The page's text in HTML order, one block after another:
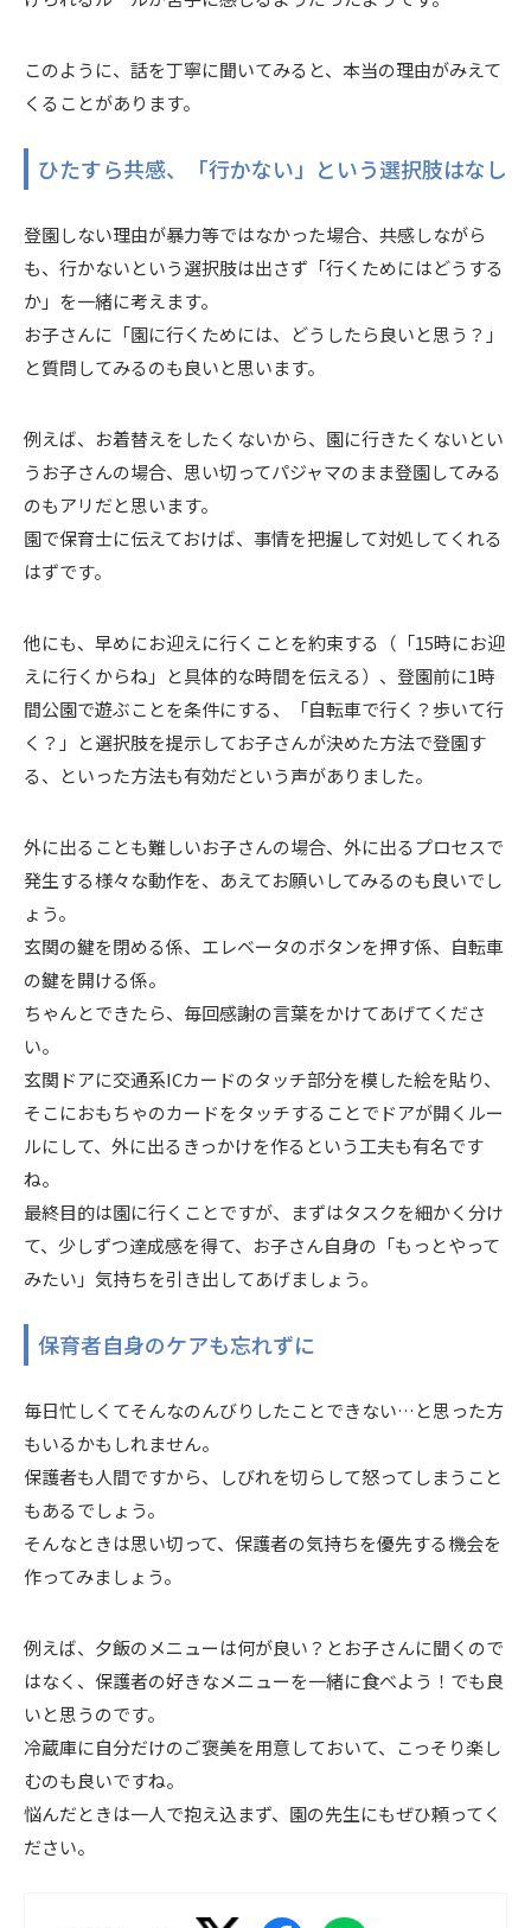
このように、話を丁寧に聞いてみると、本当の理由がみえて
くることがあります。
ひたすら共感、「行かない」という選択肢はなし
登園しない理由が暴力等ではなかった場合、共感しながら
も、行かないという選択肢は出さず「行くためにはどうする
か」を一緒に考えます。
お子さんに「園に行くためには、どうしたら良いと思う？」
と質問してみるのも良いと思います。
例えば、お着替えをしたくないから、園に行きたくないとい
うお子さんの場合、思い切ってパジャマのまま登園してみる
のもアリだと思います。
園で保育士に伝えておけば、事情を把握して対処してくれる
はずです。
他にも、早めにお迎えに行くことを約束する（「15時にお迎
えに行くからね」と具体的な時間を伝える）、登園前に1時
間公園で遊ぶことを条件にする、「自転車で行く？歩いて行
く？」と選択肢を提示してお子さんが決めた方法で登園す
る、といった方法も有効だという声がありました。
外に出ることも難しいお子さんの場合、外に出るプロセスで
発生する様々な動作を、あえてお願いしてみるのも良いでし
ょう。
玄関の鍵を閉める係、エレベータのボタンを押す係、自転車
の鍵を開ける係。
ちゃんとできたら、毎回感謝の言葉をかけてあげてくださ
い。
玄関ドアに交通系ICカードのタッチ部分を模した絵を貼り、
そこにおもちゃのカードをタッチすることでドアが開くルー
ルにして、外に出るきっかけを作るという工夫も有名です
ね。
最終目的は園に行くことですが、まずはタスクを細かく分け
て、少しずつ達成感を得て、お子さん自身の「もっとやって
みたい」気持ちを引き出してあげましょう。
保育者自身のケアも忘れずに
毎日忙しくてそんなのんびりしたことできない…と思った方
もいるかもしれません。
保護者も人間ですから、しびれを切らして怒ってしまうこと
もあるでしょう。
そんなときは思い切って、保護者の気持ちを優先する機会を
作ってみましょう。
例えば、夕飯のメニューは何が良い？とお子さんに聞くので
はなく、保護者の好きなメニューを一緒に食べよう！でも良
いと思うのです。
冷蔵庫に自分だけのご褒美を用意しておいて、こっそり楽し
むのも良いですね。
悩んだときは一人で抱え込まず、園の先生にもぜひ頼ってく
ださい。